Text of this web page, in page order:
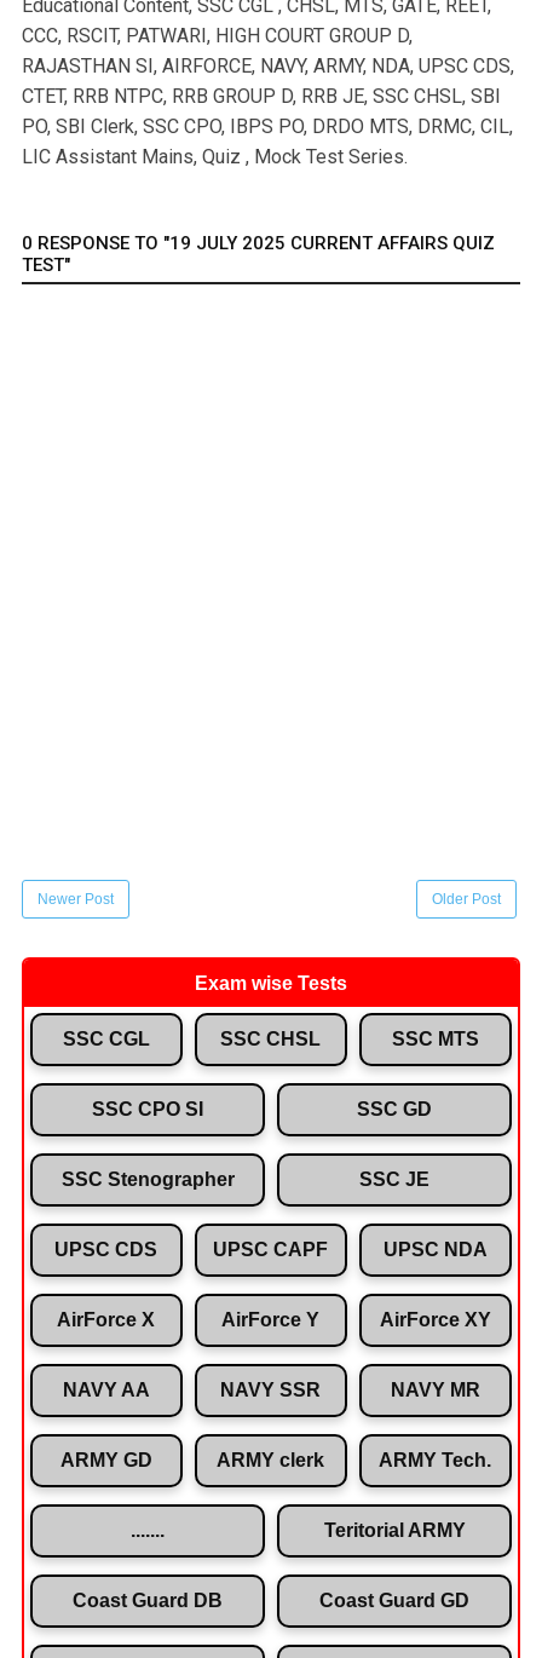
Educational Content, SSC CGL , CHSL, MTS, GATE, REET,
CCC, RSCIT, PATWARI, HIGH COURT GROUP D,
RAJASTHAN SI, AIRFORCE, NAVY, ARMY, NDA, UPSC CDS,
CTET, RRB NTPC, RRB GROUP D, RRB JE, SSC CHSL, SBI
PO, SBI Clerk, SSC CPO, IBPS PO, DRDO MTS, DRMC, CIL,
LIC Assistant Mains, Quiz , Mock Test Series.
0 RESPONSE TO "19 JULY 2025 CURRENT AFFAIRS QUIZ
TEST"
Newer Post Older Post
Exam wise Tests
SSC CGL SSC CHSL SSC MTS
SSC CPO SI SSC GD
SSC Stenographer SSC JE
UPSC CDS UPSC CAPF UPSC NDA
AirForce X AirForce Y AirForce XY
NAVY AA NAVY SSR NAVY MR
ARMY GD ARMY clerk ARMY Tech.
Teritorial ARMY
Coast Guard DB Coast Guard GD